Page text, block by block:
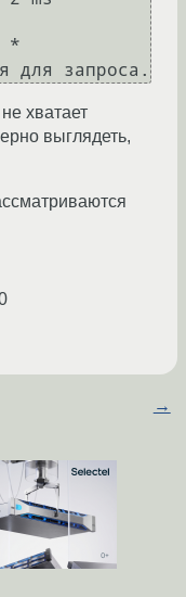
для запроса.
хватает
выглядеть,
→